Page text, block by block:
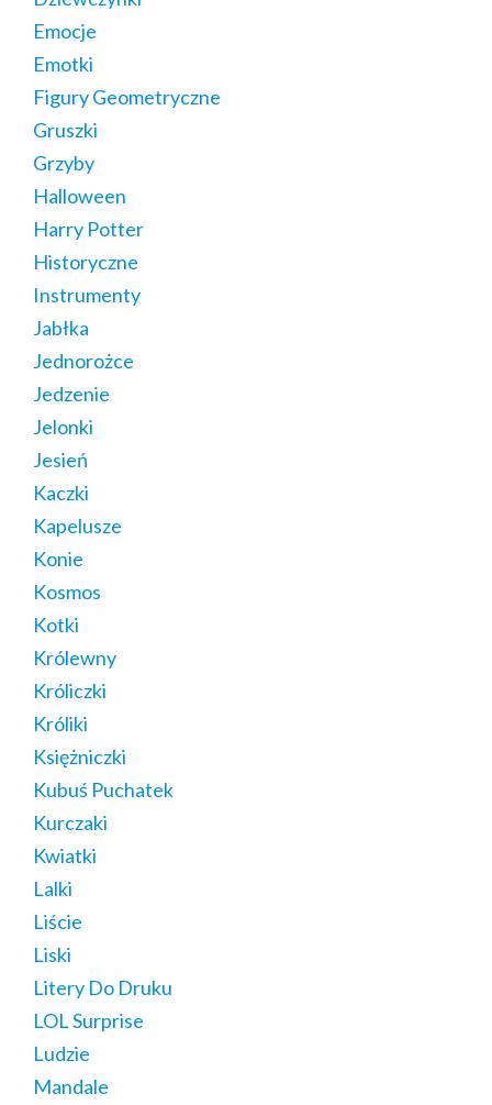
Emocje
Emotki
Figury Geometryczne
Gruszki
Grzyby
Halloween
Harry Potter
Historyczne
Instrumenty
Jabłka
Jednorożce
Jedzenie
Jelonki
Jesień
Kaczki
Kapelusze
Konie
Kosmos
Kotki
Królewny
Króliczki
Króliki
Księżniczki
Kubuś Puchatek
Kurczaki
Kwiatki
Lalki
Liście
Liski
Litery Do Druku
LOL Surprise
Ludzie
Mandale